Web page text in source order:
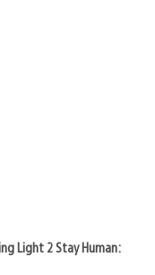
Light 2 Stay Human: